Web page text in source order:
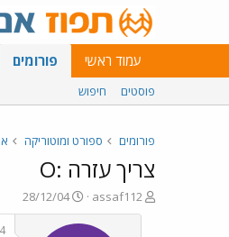
עמוד ראשי פורומים
פוסטים חיפוש
פורומים ספורט ומוטוריקה
צריך עזרה :O
פ
ו
assaf112
פ
ו
ר
28/12/04